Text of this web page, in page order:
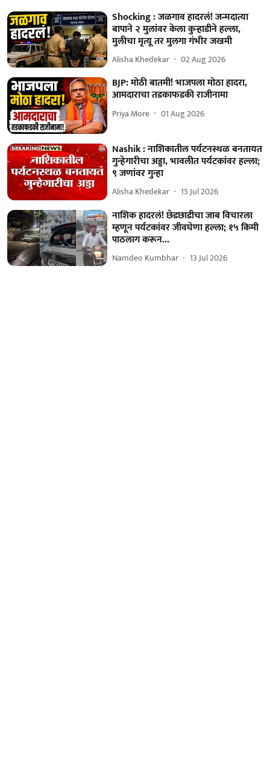
Shocking : जळगाव हादरलं! जन्मदात्या
बापाने २ मुलांवर केला कुऱ्हाडीने हल्ला,
मुलीचा मृत्यू तर मुलगा गंभीर जखमी
Alisha Khedekar 02 Aug 2026
BJP: मोठी बातमी! भाजपला मोठा हादरा,
आमदाराचा तडकाफडकी राजीनामा
Priya More 01 Aug 2026
Nashik : नाशिकातील पर्यटनस्थळ बनतायत
गुन्हेगारीचा अड्डा, भावलीत पर्यटकांवर हल्ला;
९ जणांवर गुन्हा
Alisha Khedekar 15 Jul 2026
नाशिक हादरलं! छेडछाडीचा जाब विचारला
म्हणून पर्यटकांवर जीवघेणा हल्ला; १५ किमी
पाठलाग करून...
Namdeo Kumbhar 13 Jul 2026